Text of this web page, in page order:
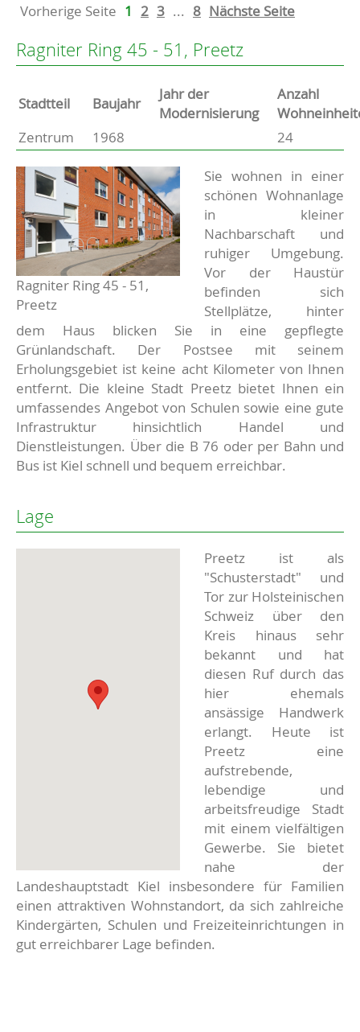
Vorherige Seite 1 2 3 ... 8 Nächste Seite
Ragniter Ring 45 - 51, Preetz
Stammdaten
Basisdaten zur Immobilie
Stadtteil Baujahr
Jahr der
Modernisierung
Anzahl
Zentrum
1968 24
Ragniter Ring 45 - 51,
Preetz
Beschreibung
Sie wohnen in einer
schönen Wohnanlage
in kleiner
Nachbarschaft und
ruhiger Umgebung.
Vor der Haustür
befinden sich
Stellplätze, hinter
dem Haus blicken Sie in eine gepflegte
Grünlandschaft. Der Postsee mit seinem
Erholungsgebiet ist keine acht Kilometer von Ihnen
entfernt. Die kleine Stadt Preetz bietet Ihnen ein
umfassendes Angebot von Schulen sowie eine gute
Infrastruktur hinsichtlich Handel und
Dienstleistungen. Über die B 76 oder per Bahn und
Bus ist Kiel schnell und bequem erreichbar.
Lage
Preetz ist als
"Schusterstadt" und
Tor zur Holsteinischen
Schweiz über den
Kreis hinaus sehr
bekannt und hat
diesen Ruf durch das
hier ehemals
ansässige Handwerk
erlangt. Heute ist
Preetz eine
aufstrebende,
lebendige und
arbeitsfreudige Stadt
mit einem vielfältigen
Gewerbe. Sie bietet
nahe der
Landeshauptstadt Kiel insbesondere für Familien
einen attraktiven Wohnstandort, da sich zahlreiche
Kindergärten, Schulen und Freizeiteinrichtungen in
gut erreichbarer Lage befinden.